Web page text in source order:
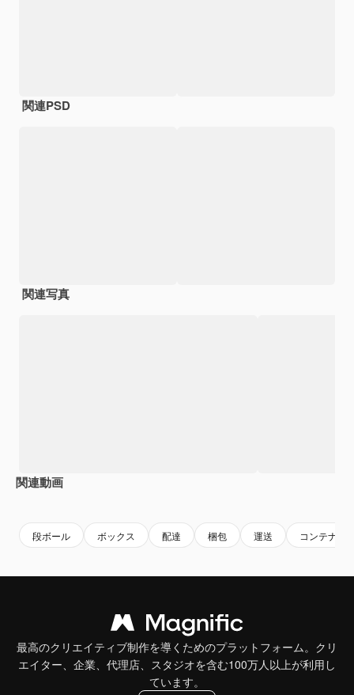
関連PSD
関連写真
関連動画
段ボール ボックス 配達 梱包 運送 コンテナ
最高のクリエイティブ制作を導くためのプラットフォーム。クリ
エイター、企業、代理店、スタジオを含む100万人以上が利用し
ています。